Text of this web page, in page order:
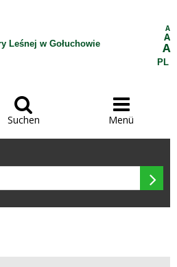
Leśnej w Gołuchowie
A
A
A
PL

Suchen

Menü
